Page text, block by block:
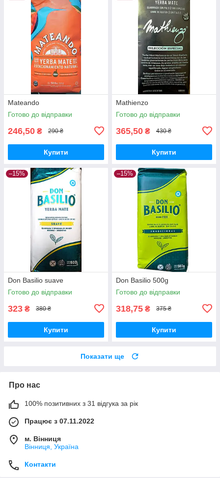
Mateando
Готово до відправки
246,50 ₴ 290 ₴
Купити
Mathienzo
Готово до відправки
365,50 ₴ 430 ₴
Купити
–15%
Don Basilio suave
Готово до відправки
323 ₴ 380 ₴
Купити
–15%
Don Basilio 500g
Готово до відправки
318,75 ₴ 375 ₴
Купити
Показати ще
Про нас
100% позитивних з 31 відгука за рік
Працює з 07.11.2022
м. Вінниця
Вінниця, Україна
Контакти